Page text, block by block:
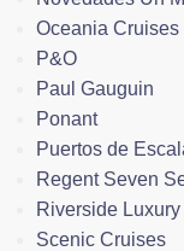
Oceania Cruises
P&O
Paul Gauguin
Ponant
Puertos de
Regent Seven
Riverside
Scenic Cruises